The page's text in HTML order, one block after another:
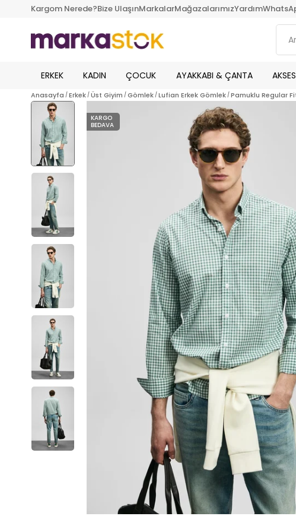
Kargom Nerede?Bize UlaşınMarkalarMağazalarımızYardım
ERKEK KADIN ÇOCUK AYAKKABI & ÇANTA
Anasayfa Erkek Üst Giyim Gömlek Lufian Erkek Gömlek Pamuklu Regular
KARGO
BEDAVA